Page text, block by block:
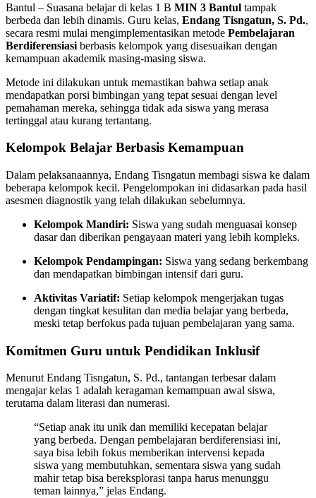
Bantul – Suasana belajar di kelas 1 B MIN 3 Bantul tampak
berbeda dan lebih dinamis. Guru kelas, Endang Tisngatun, S. Pd.,
secara resmi mulai mengimplementasikan metode Pembelajaran
Berdiferensiasi berbasis kelompok yang disesuaikan dengan
kemampuan akademik masing-masing siswa.
Metode ini dilakukan untuk memastikan bahwa setiap anak
mendapatkan porsi bimbingan yang tepat sesuai dengan level
pemahaman mereka, sehingga tidak ada siswa yang merasa
tertinggal atau kurang tertantang.
Kelompok Belajar Berbasis Kemampuan
Dalam pelaksanaannya, Endang Tisngatun membagi siswa ke dalam
beberapa kelompok kecil. Pengelompokan ini didasarkan pada hasil
asesmen diagnostik yang telah dilakukan sebelumnya.
Kelompok Mandiri: Siswa yang sudah menguasai konsep
dasar dan diberikan pengayaan materi yang lebih kompleks.
Kelompok Pendampingan: Siswa yang sedang berkembang
dan mendapatkan bimbingan intensif dari guru.
Aktivitas Variatif: Setiap kelompok mengerjakan tugas
dengan tingkat kesulitan dan media belajar yang berbeda,
meski tetap berfokus pada tujuan pembelajaran yang sama.
Komitmen Guru untuk Pendidikan Inklusif
Menurut Endang Tisngatun, S. Pd., tantangan terbesar dalam
mengajar kelas 1 adalah keragaman kemampuan awal siswa,
terutama dalam literasi dan numerasi.
“Setiap anak itu unik dan memiliki kecepatan belajar
yang berbeda. Dengan pembelajaran berdiferensiasi ini,
saya bisa lebih fokus memberikan intervensi kepada
siswa yang membutuhkan, sementara siswa yang sudah
mahir tetap bisa bereksplorasi tanpa harus menunggu
teman lainnya,” jelas Endang.